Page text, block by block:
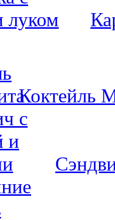
Коктейль